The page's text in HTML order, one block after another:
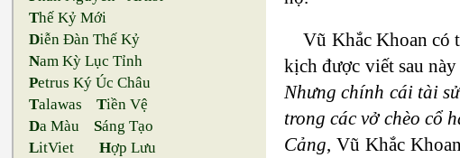
Thế Kỷ Mới
Diễn Đàn Thế Kỷ
Nam Kỳ Lục Tỉnh
Petrus Ký Úc Châu
Talawas Tiền Vệ
Da Màu Sáng Tạo
LitViet Hợp Lưu
Vũ Khắc Khoan có
kịch được viết sau
Nhưng chính cái tài
trong các vở chèo cổ
Cảng, Vũ Khắc